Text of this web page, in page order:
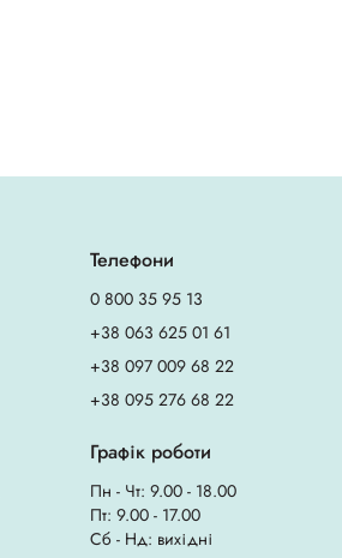
Телефони
0 800 35 95 13
+38 063 625 01 61
+38 097 009 68 22
+38 095 276 68 22
Графік роботи
Пн - Чт: 9.00 - 18.00
Пт: 9.00 - 17.00
Сб - Нд: вихідні